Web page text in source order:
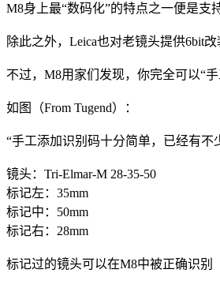
M8身上最“数码化”的特点之一便是支
除此之外，Leica也对老镜头提供6bit
不过，M8用家们发现，你完全可以“
如图（From Tugend）：
“手工添加识别码十分简单，已经有不
镜头：Tri-Elmar-M 28-35-50
标记左：35mm
标记中：50mm
标记右：28mm
标记过的镜头可以在M8中被正确识别